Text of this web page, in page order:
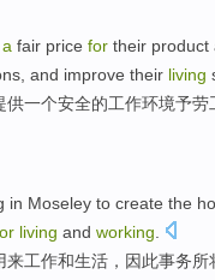
a fair price for their product
and improve their living
供一个安全的工作环境予劳
in Moseley to create the
living and working
来工作和生活 ，因此事务所